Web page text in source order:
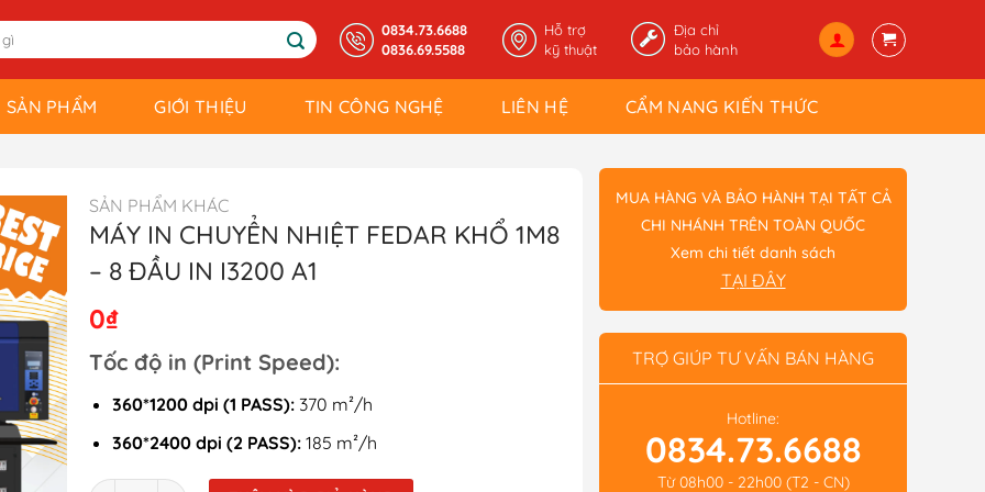
0834.73.6688
0836.69.5588
Hỗ trợ
kỹ thuật
Địa chỉ
bảo hành
SẢN PHẨM GIỚI THIỆU TIN CÔNG NGHỆ LIÊN HỆ CẨM NANG KIẾN THỨC
SẢN PHẨM KHÁC
MÁY IN CHUYỂN NHIỆT FEDAR KHỔ 1M8
– 8 ĐẦU IN I3200 A1
0₫
Tốc độ in (Print Speed):
360*1200 dpi (1 PASS):370 m²/h
360*2400 dpi (2 PASS):185 m²/h
MUA HÀNG VÀ BẢO HÀNH TẠI TẤT CẢ
CHI NHÁNH TRÊN TOÀN QUỐC
Xem chi tiết danh sách
TẠI ĐÂY
TRỢ GIÚP TƯ VẤN BÁN HÀNG
Hotline:
0834.73.6688
Từ 08h00 - 22h00 (T2 - CN)